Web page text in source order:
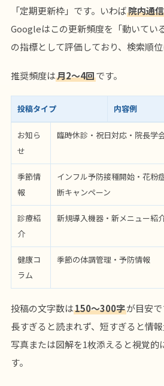
「定期更新枠」です。いわば院内通
Googleはこの更新頻度を「動いてい
の指標として評価しており、検索順位
推奨頻度は月2〜4回です。
投稿タイプ 内容例
お知ら
せ
臨時休診・祝日対応・院長学
季節情
報
インフル予防接種開始・花粉
断キャンペーン
診療紹
介
新規導入機器・新メニュー紹
健康コ
ラム
季節の体調管理・予防情報
投稿の文字数は150〜300字が目安で
長すぎると読まれず、短すぎると情報
写真または図解を1枚添えると視覚的
す。